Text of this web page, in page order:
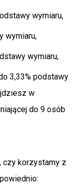
wymiaru,
wymiaru,
wymiaru,
3,33% podstawy
w
do 9 osób
czy korzystamy z